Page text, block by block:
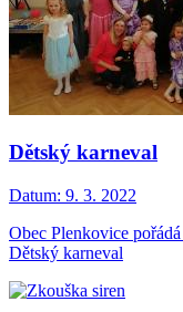
Dětský karneval
Datum: 9. 3. 2022
Obec Plenkovice
Dětský karneval